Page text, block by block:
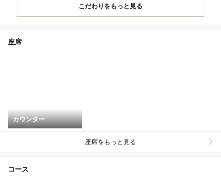
こだわりをもっと見る
座席
カウンター
座席をもっと見る
コース